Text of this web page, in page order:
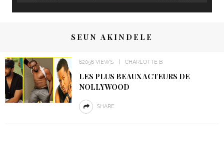
SEUN AKINDELE
82058 VIEWS CHARLOTTE B
LES PLUS BEAUX ACTEURS DE
NOLLYWOOD
SHARE